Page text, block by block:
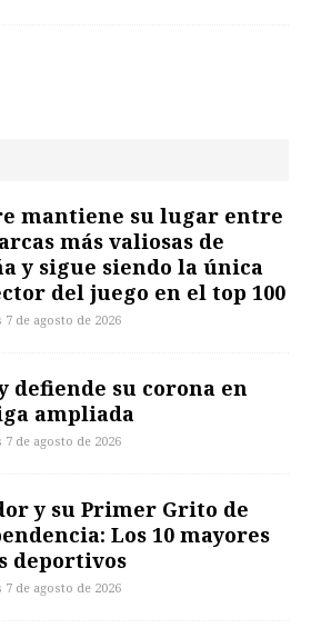
mantiene su lugar entre
más valiosas de
y sigue siendo la única
del juego en el top 100
7 de agosto de 2026
defiende su corona en
ampliada
7 de agosto de 2026
y su Primer Grito de
Los 10 mayores
deportivos
7 de agosto de 2026